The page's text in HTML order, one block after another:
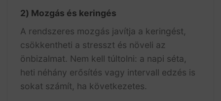
2) Mozgás és keringés
A rendszeres mozgás javítja a keringést,
csökkentheti a stresszt és növeli az
önbizalmat. Nem kell túltolni: a napi séta,
heti néhány erősítés vagy intervall edzés is
sokat számít, ha következetes.